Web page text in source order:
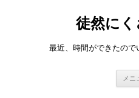
徒然に
最近、時間ができたので
メニ